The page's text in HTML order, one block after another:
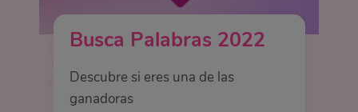
Busca Palabras 2022
Descubre si eres una de las
ganadoras